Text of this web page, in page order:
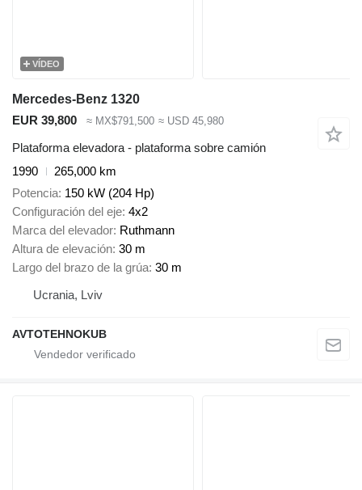
VÍDEO
Mercedes-Benz 1320
EUR 39,800
≈ MX$791,500 ≈ USD 45,980
Plataforma elevadora - plataforma sobre camión
1990
265,000 km
Potencia 150 kW (204 Hp)
Configuración del eje 4x2
Marca del elevador Ruthmann
Altura de elevación 30 m
Largo del brazo de la grúa 30 m
Ucrania, Lviv
AVTOTEHNOKUB